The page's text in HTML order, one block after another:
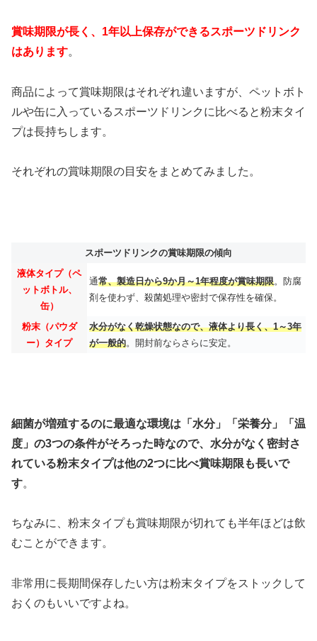
賞味期限が長く、1年以上保存ができるスポーツドリンク
はあります。
商品によって賞味期限はそれぞれ違いますが、ペットボト
ルや缶に入っているスポーツドリンクに比べると粉末タイ
プは長持ちします。
それぞれの賞味期限の目安をまとめてみました。
スポーツドリンクの賞味期限の傾向
液体タイプ（ペ
ットボトル、
缶）
通常、製造日から9か月～1年程度が賞味期限。防腐
剤を使わず、殺菌処理や密封で保存性を確保。
粉末（パウダ
ー）タイプ
水分がなく乾燥状態なので、液体より長く、1～3年
が一般的。開封前ならさらに安定。
細菌が増殖するのに最適な環境は「水分」「栄養分」「温
度」の3つの条件がそろった時なので、水分がなく密封さ
れている粉末タイプは他の2つに比べ賞味期限も長いで
す。
ちなみに、粉末タイプも賞味期限が切れても半年ほどは飲
むことができます。
非常用に長期間保存したい方は粉末タイプをストックして
おくのもいいですよね。